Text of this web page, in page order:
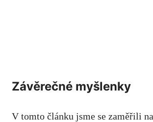
Závěrečné myšlenky
V tomto článku jsme se zaměřili